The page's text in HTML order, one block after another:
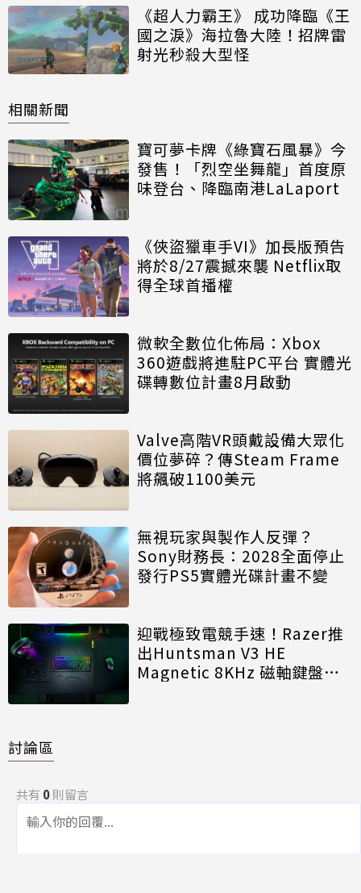
《超人力霸王》 成功降臨《王
國之淚》海拉魯大陸！招牌雷
射光秒殺大型怪
相關新聞
寶可夢卡牌《綠寶石風暴》今
發售！「烈空坐舞龍」首度原
味登台、降臨南港LaLaport
《俠盜獵車手VI》加長版預告
將於8/27震撼來襲 Netflix取
得全球首播權
微軟全數位化佈局：Xbox
360遊戲將進駐PC平台 實體光
碟轉數位計畫8月啟動
Valve高階VR頭戴設備大眾化
價位夢碎？傳Steam Frame
將飆破1100美元
無視玩家與製作人反彈？
Sony財務長：2028全面停止
發行PS5實體光碟計畫不變
迎戰極致電競手速！Razer推
出Huntsman V3 HE
Magnetic 8KHz 磁軸鍵盤效
討論區
共有 0則留言